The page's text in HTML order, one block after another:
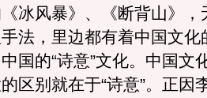
冰风暴》、《断背山》，
手法，里边都有着中国文
国的“诗意”文化。中国文
区别就在于“诗意”。正因